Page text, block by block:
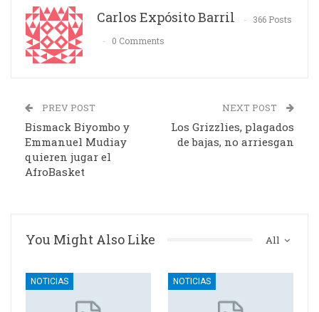
Carlos Expósito Barril
366 Posts
0 Comments
PREV POST
Bismack Biyombo y
Emmanuel Mudiay
quieren jugar el
AfroBasket
NEXT POST
Los Grizzlies, plagados
de bajas, no arriesgan
All
You Might Also Like
NOTICIAS NOTICIAS